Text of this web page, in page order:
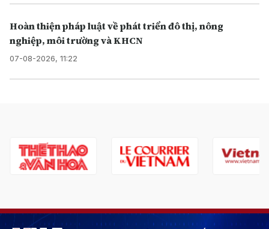
Hoàn thiện pháp luật về phát triển đô thị, nông
nghiệp, môi trường và KHCN
07-08-2026, 11:22